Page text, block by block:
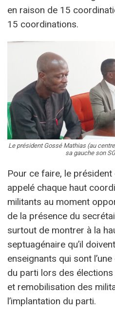
en raison de 15
15 coordinations.
Le président Gossé Mathias (au
sa gauche son
Pour ce faire, le président
appelé chaque haut
militants au moment
de la présence du
surtout de montrer à la
septuagénaire qu’il
enseignants qui sont
du parti lors des
et remobilisation des
l’implantation du parti.